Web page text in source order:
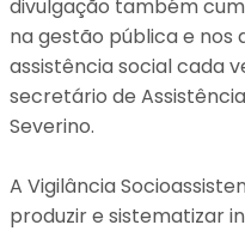
divulgação também
na gestão pública e nos
assistência social cada
secretário de
Severino.
A Vigilância
produzir e sistematizar